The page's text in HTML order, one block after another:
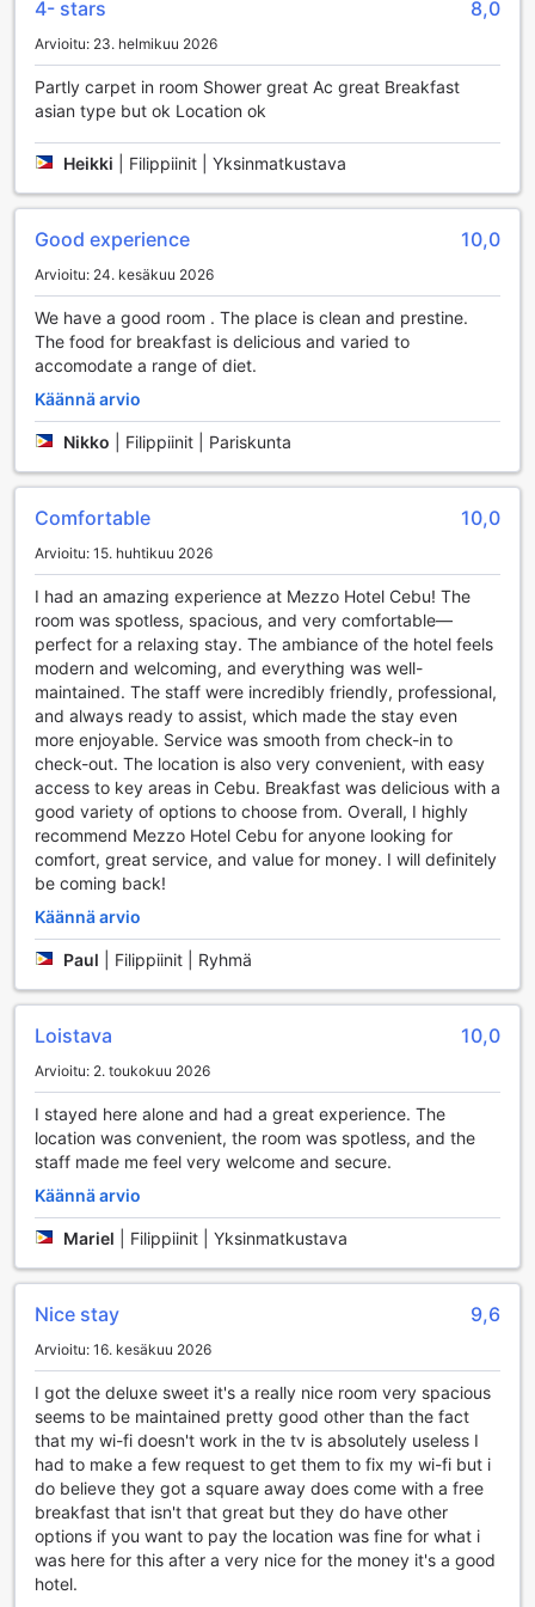
jokaisen makuaistin. Tunnelmallinen ympäristö ja
ystävällinen palvelu luovat täydellisen ilmapiirin, jossa voi
Lisäksi hotellin tarjoamat hierontapalvelut ovat oiva tapa
rentoutua ja virkistyä lomasi aikana. Ammattitaitoiset
auttavat vapauttamaan stressiä ja jännitystä. Olipa valintasi
sitten perinteinen thai-hieronta tai rauhoittava
aromaterapia, Mezzo Hotelin hierontapalvelut tarjoavat
rauhallisista hetkistä. Näiden viihdepalveluiden ansiosta
Mezzo Hotel on täydellinen valinta niin rentoutumiseen kuin
hauskanpitoon!
Mezzo Hotelin Urheilutilat: Aktiivista Lomailua Cebuassa
Mezzo Hotel Cebu tarjoaa upeita urheilumahdollisuuksia,
jotka houkuttelevat niin kuntoilijoita kuin rentoutujia. Hotellin
moderni kuntokeskus on varustettu huipputeknologialla ja
tahdissaan. Kuntokeskus on ilmainen kaikille vieraille, ja se
on täydellinen paikka pitää yllä kuntoa lomamatkan aikana.
palveluja, jotka tarjoavat monipuolisempia
Kuntokeskuksen lisäksi Mezzo Hotelissa on viehättävä
uima-altaan reunalla sijaitseva baari, joka tarjoaa virkistäviä
juomia ja kevyitä välipaloja. Uima-altaalla voit nauttia
auringosta ja rentoutua treenien jälkeen. Tämä yhdistelmä
liikuntaa ja rentoutumista tekee Mezzo Hotelista
erinomaisen valinnan aktiivisille matkailijoille, jotka haluavat
yhdistää lomailun ja hyvinvoinnin. Cebuassa vieraillessasi
voit siis nauttia sekä liikunnasta että mukavasta
ajanvietosta kauniissa ympäristössä.
Mezzo Hotelin Mukavuudet: Täydellinen Valinta
Matkailijalle
Mezzo Hotel Cebu tarjoaa vierailleen laajan valikoiman
mukavuuksia, jotka tekevät oleskelusta vaivattoman ja
miellyttävän. Hotellin huoneissa on ilmainen Wi-Fi, joka
takaa yhteydenpidon ystäviin ja perheeseen, sekä
aktiviteetteja. Lisäksi hotellin yleisissä tiloissa on tarjolla
myös Wi-Fi-yhteys, joten voit nauttia langattomasta
saatavilla ympäri vuorokauden, mikä tarkoittaa, että voit
nauttia herkullisista aterioista suoraan huoneeseesi ilman
vaivannäköä.
kuivapesu, jotka tekevät vaatteiden huollosta vaivatonta,
erityisesti pidempiaikaisilla vierailuilla. Asiakkaat voivat
myös hyödyntää turvallisia tallelokeroita arvotavaroidensa
säilyttämiseen. Mezzo Hotelin concierge-palvelu on aina
toiveissasi, olipa kyseessä matkajärjestelyt tai paikalliset
suositukset. Hotellissa on myös erillinen tupakointialue,
joten voit nauttia savukkeistasi rauhassa. Lisäksi hotellin
päivittäinen siivouspalvelu ja matkatavaroiden säilytys
tekevät oleskelustasi entistäkin mukavampaa ja
huolettomampaa.
Mezzo Hotelin Liikennettä Helpottavat Palvelut
Mezzo Hotel tarjoaa erinomaiset liikennöintimahdollisuudet,
jotka tekevät vierailustasi Cebussa vaivattoman ja
miellyttävän. Hotellin asiakkaille on tarjolla kätevä valet-
4- stars 8,0
Arvioitu: 23. helmikuu 2026
Partly carpet in room Shower great Ac great Breakfast
asian type but ok Location ok
Heikki Filippiinit | Yksinmatkustava
Good experience 10,0
Arvioitu: 24. kesäkuu 2026
We have a good room . The place is clean and prestine.
The food for breakfast is delicious and varied to
accomodate a range of diet.
Käännä arvio
Nikko Filippiinit | Pariskunta
Comfortable 10,0
Arvioitu: 15. huhtikuu 2026
I had an amazing experience at Mezzo Hotel Cebu! The
room was spotless, spacious, and very comfortable—
perfect for a relaxing stay. The ambiance of the hotel feels
modern and welcoming, and everything was well-
maintained. The staff were incredibly friendly, professional,
and always ready to assist, which made the stay even
more enjoyable. Service was smooth from check-in to
check-out. The location is also very convenient, with easy
access to key areas in Cebu. Breakfast was delicious with a
good variety of options to choose from. Overall, I highly
recommend Mezzo Hotel Cebu for anyone looking for
comfort, great service, and value for money. I will definitely
be coming back!
Käännä arvio
Paul Filippiinit | Ryhmä
Loistava 10,0
Arvioitu: 2. toukokuu 2026
I stayed here alone and had a great experience. The
location was convenient, the room was spotless, and the
staff made me feel very welcome and secure.
Käännä arvio
Mariel Filippiinit | Yksinmatkustava
Nice stay 9,6
Arvioitu: 16. kesäkuu 2026
I got the deluxe sweet it's a really nice room very spacious
seems to be maintained pretty good other than the fact
that my wi-fi doesn't work in the tv is absolutely useless I
had to make a few request to get them to fix my wi-fi but i
do believe they got a square away does come with a free
breakfast that isn't that great but they do have other
options if you want to pay the location was fine for what i
was here for this after a very nice for the money it's a good
hotel.